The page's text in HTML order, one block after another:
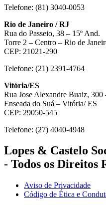
Telefone: (81) 3040-0053
Rio de Janeiro / RJ
Rua do Passeio, 38 – 15º And.
Torre 2 – Centro – Rio de
CEP: 21021-290
Telefone: (21) 2391-4764
Vitória/ES
Rua Jose Alexandre Buaiz, 300
Enseada do Suá – Vitória/ ES
CEP: 29050-545
Telefone: (27) 4040-4948
Lopes & Castelo
- Todos os Direitos
Aviso de Privacidade
Código de Ética e